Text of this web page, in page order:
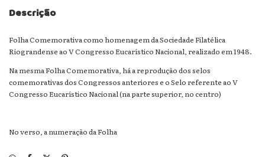
Descrição
Folha Comemorativa como homenagem da Sociedade Filatélica
Riograndense ao V Congresso Eucarístico Nacional, realizado em 1948.
Na mesma Folha Comemorativa, há a reprodução dos selos
comemorativas dos Congressos anteriores e o Selo referente ao V
Congresso Eucarístico Nacional (na parte superior, no centro)
No verso, a numeração da Folha